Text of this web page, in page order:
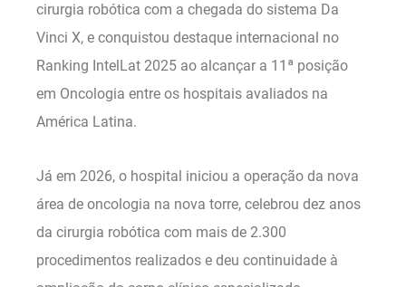
cirurgia robótica com a chegada do sistema Da
Vinci X, e conquistou destaque internacional no
Ranking IntelLat 2025 ao alcançar a 11ª posição
em Oncologia entre os hospitais avaliados na
América Latina.
Já em 2026, o hospital iniciou a operação da nova
área de oncologia na nova torre, celebrou dez anos
da cirurgia robótica com mais de 2.300
procedimentos realizados e deu continuidade à